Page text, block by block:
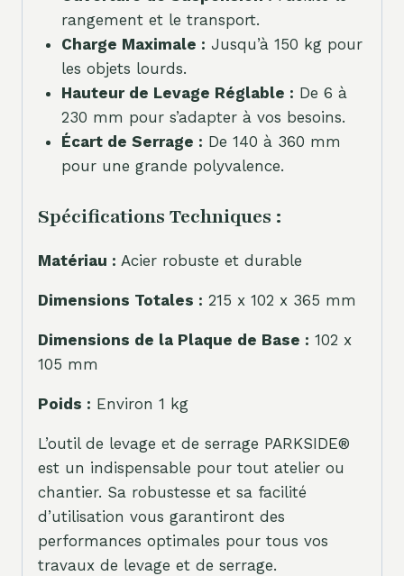
rangement et le transport.
Charge Maximale : Jusqu’à 150 kg pour
les objets lourds.
Hauteur de Levage Réglable : De 6 à
230 mm pour s’adapter à vos besoins.
Écart de Serrage : De 140 à 360 mm
pour une grande polyvalence.
Spécifications Techniques :
Matériau : Acier robuste et durable
Dimensions Totales : 215 x 102 x 365 mm
Dimensions de la Plaque de Base : 102 x
105 mm
Poids : Environ 1 kg
L’outil de levage et de serrage PARKSIDE®
est un indispensable pour tout atelier ou
chantier. Sa robustesse et sa facilité
d’utilisation vous garantiront des
performances optimales pour tous vos
travaux de levage et de serrage.